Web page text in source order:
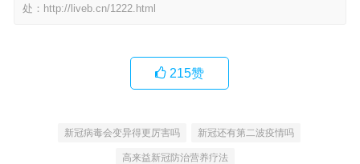
处： http://liveb.cn/1222.html
215赞
新冠病毒会变异得更厉害吗 新冠还有第二波疫情吗
高来益新冠防治营养疗法